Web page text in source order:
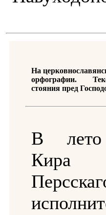
На
орфографии.
стояния пред
В лето